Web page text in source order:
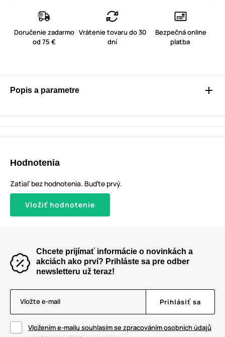
Doručenie zadarmo
od 75 €
Vrátenie tovaru do 30
dní
Bezpečná online
platba
Popis a parametre
Hodnotenia
Zatiaľ bez hodnotenia. Buďte prvý.
Vložiť hodnotenie
Chcete prijímať informácie o novinkách a
akciách ako prví? Prihláste sa pre odber
newsletteru už teraz!
Vložte e-mail Prihlásiť sa
Vložením e-mailu souhlasím se zpracováním osobních údajů